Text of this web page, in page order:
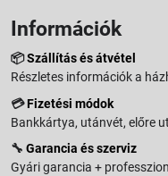
Információk
📦Szállítás és átvétel
Részletes információk a
💳Fizetési módok
Bankkártya, utánvét, előre
🔧 Garancia és szerviz
Gyári garancia +